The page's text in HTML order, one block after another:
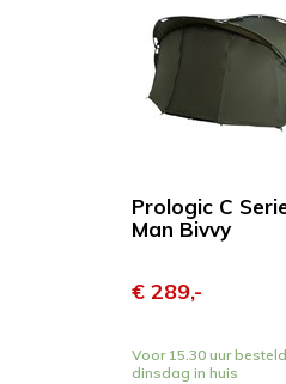
Prologic C
Man Bivvy
€ 289,-
Voor 15.30 uur
dinsdag in huis